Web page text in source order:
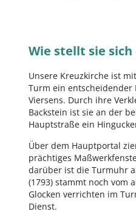
Wie stellt sie sich
Unsere Kreuzkirche ist
Turm ein
Viersens. Durch ihre
Backstein ist sie an der
Hauptstraße ein
Über dem Hauptportal
prächtiges
darüber ist die Turmuhr
(1793) stammt noch vom
Glocken verrichten im
Dienst.